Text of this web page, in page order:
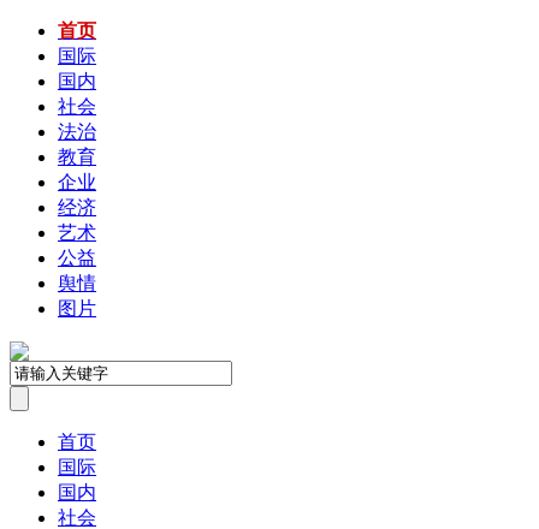
首页
国际
国内
社会
法治
教育
企业
经济
艺术
公益
舆情
图片
首页
国际
国内
社会